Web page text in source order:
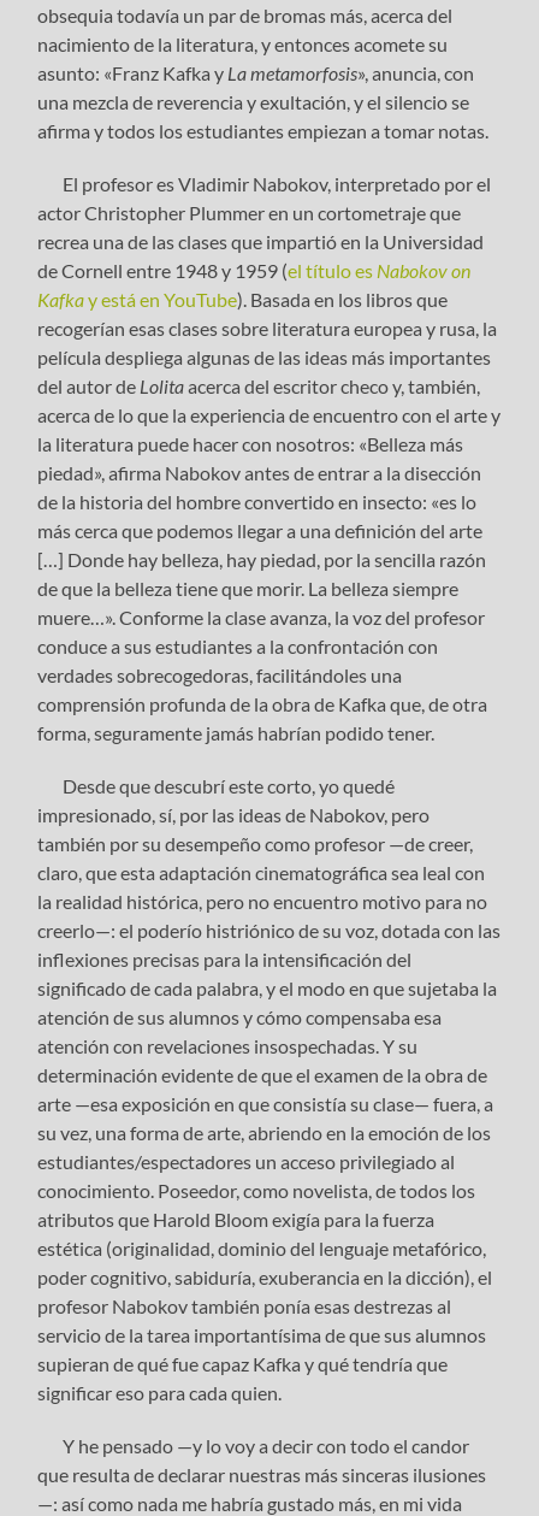
obsequia todavía un par de bromas más, acerca del
nacimiento de la literatura, y entonces acomete su
asunto: «Franz Kafka y La metamorfosis», anuncia, con
una mezcla de reverencia y exultación, y el silencio se
afirma y todos los estudiantes empiezan a tomar notas.
El profesor es Vladimir Nabokov, interpretado por el
actor Christopher Plummer en un cortometraje que
recrea una de las clases que impartió en la Universidad
de Cornell entre 1948 y 1959 (el título es Nabokov on
Kafkay está en YouTube). Basada en los libros que
recogerían esas clases sobre literatura europea y rusa, la
película despliega algunas de las ideas más importantes
del autor de Lolitaacerca del escritor checo y, también,
acerca de lo que la experiencia de encuentro con el arte y
la literatura puede hacer con nosotros: «Belleza más
piedad», afirma Nabokov antes de entrar a la disección
de la historia del hombre convertido en insecto: «es lo
más cerca que podemos llegar a una definición del arte
[…] Donde hay belleza, hay piedad, por la sencilla razón
de que la belleza tiene que morir. La belleza siempre
muere…». Conforme la clase avanza, la voz del profesor
conduce a sus estudiantes a la confrontación con
verdades sobrecogedoras, facilitándoles una
comprensión profunda de la obra de Kafka que, de otra
forma, seguramente jamás habrían podido tener.
Desde que descubrí este corto, yo quedé
impresionado, sí, por las ideas de Nabokov, pero
también por su desempeño como profesor —de creer,
claro, que esta adaptación cinematográfica sea leal con
la realidad histórica, pero no encuentro motivo para no
creerlo—: el poderío histriónico de su voz, dotada con las
inflexiones precisas para la intensificación del
significado de cada palabra, y el modo en que sujetaba la
atención de sus alumnos y cómo compensaba esa
atención con revelaciones insospechadas. Y su
determinación evidente de que el examen de la obra de
arte —esa exposición en que consistía su clase— fuera, a
su vez, una forma de arte, abriendo en la emoción de los
estudiantes/espectadores un acceso privilegiado al
conocimiento. Poseedor, como novelista, de todos los
atributos que Harold Bloom exigía para la fuerza
estética (originalidad, dominio del lenguaje metafórico,
poder cognitivo, sabiduría, exuberancia en la dicción), el
profesor Nabokov también ponía esas destrezas al
servicio de la tarea importantísima de que sus alumnos
supieran de qué fue capaz Kafka y qué tendría que
significar eso para cada quien.
Y he pensado —y lo voy a decir con todo el candor
que resulta de declarar nuestras más sinceras ilusiones
—: así como nada me habría gustado más, en mi vida